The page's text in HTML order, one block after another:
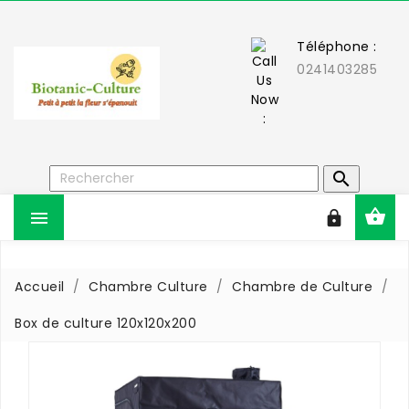
Téléphone :
0241403285



Accueil Chambre Culture
Chambre de Culture
Box de culture 120x120x200